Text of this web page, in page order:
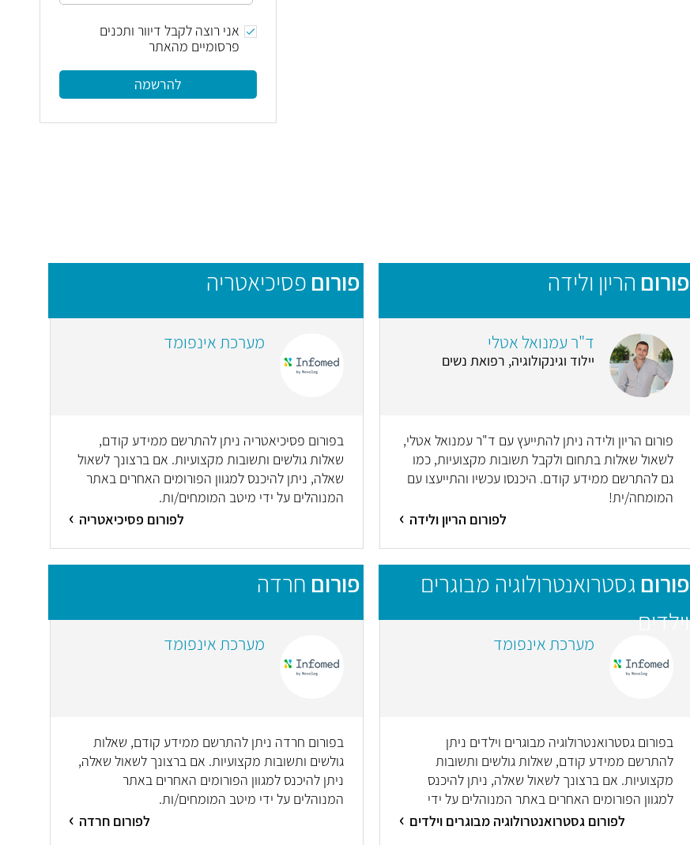
אני רוצה לקבל דיוור ותכנים
פרסומיים מהאתר
להרשמה
פורום הריון ולידה
ד"ר עמנואל אטלי
יילוד וגינקולוגיה, רפואת נשים
פורום הריון ולידה ניתן להתייעץ עם ד"ר עמנואל אטלי,
לשאול שאלות בתחום ולקבל תשובות מקצועיות, כמו
גם להתרשם ממידע קודם. היכנסו עכשיו והתייעצו עם
המומחה/ית!
לפורום הריון ולידה
פורום פסיכיאטריה
מערכת אינפומד
בפורום פסיכיאטריה ניתן להתרשם ממידע קודם,
שאלות גולשים ותשובות מקצועיות. אם ברצונך לשאול
שאלה, ניתן להיכנס למגוון הפורומים האחרים באתר
המנוהלים על ידי מיטב המומחים/ות.
לפורום פסיכיאטריה
פורום גסטרואנטרולוגיה מבוגרים
וילדים
מערכת אינפומד
בפורום גסטרואנטרולוגיה מבוגרים וילדים ניתן
להתרשם ממידע קודם, שאלות גולשים ותשובות
מקצועיות. אם ברצונך לשאול שאלה, ניתן להיכנס
למגוון הפורומים האחרים באתר המנוהלים על ידי
מיטב המומחים/ות.
לפורום גסטרואנטרולוגיה מבוגרים וילדים
פורום חרדה
מערכת אינפומד
בפורום חרדה ניתן להתרשם ממידע קודם, שאלות
גולשים ותשובות מקצועיות. אם ברצונך לשאול שאלה,
ניתן להיכנס למגוון הפורומים האחרים באתר
המנוהלים על ידי מיטב המומחים/ות.
לפורום חרדה